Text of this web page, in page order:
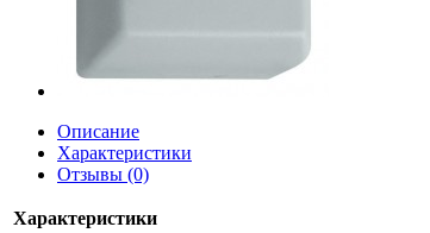
Описание
Характеристики
Отзывы (0)
Характеристики